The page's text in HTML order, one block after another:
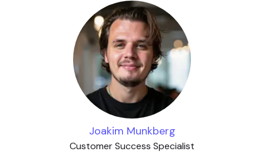
Joakim Munkberg
Customer Success Specialist